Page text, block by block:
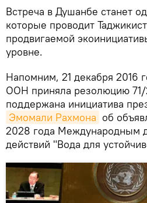
Встреча в Душанбе станет
которые проводит
продвигаемой
уровне.
Напомним, 21 декабря 2016
ООН приняла резолюцию
поддержана инициатива
Эмомали Рахмона об
2028 года Международным
действий "Вода для